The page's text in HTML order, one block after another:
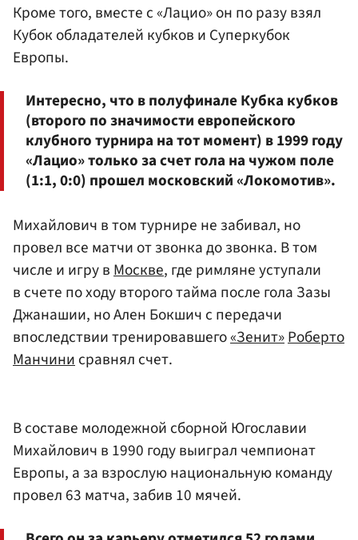
Кроме того, вместе с «Лацио» он по разу взял
Кубок обладателей кубков и Суперкубок
Европы.
Интересно, что в полуфинале Кубка кубков
(второго по значимости европейского
клубного турнира на тот момент) в 1999 году
«Лацио» только за счет гола на чужом поле
(1:1, 0:0) прошел московский «Локомотив».
Михайлович в том турнире не забивал, но
провел все матчи от звонка до звонка. В том
числе и игру вМоскве, где римляне уступали
в счете по ходу второго тайма после гола Зазы
Джанашии, но Ален Бокшич с передачи
впоследствии тренировавшего«Зенит»Роберто
Манчинисравнял счет.
В составе молодежной сборной Югославии
Михайлович в 1990 году выиграл чемпионат
Европы, а за взрослую национальную команду
провел 63 матча, забив 10 мячей.